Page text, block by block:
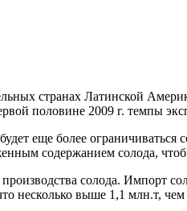
странах Латинской
половине 2009 г. темпы
еще более ограничиваться
содержанием солода,
солода. Импорт
несколько выше 1,1 млн.т,